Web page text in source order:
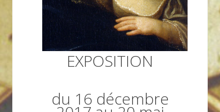
EXPOSITION
du 16 décembre